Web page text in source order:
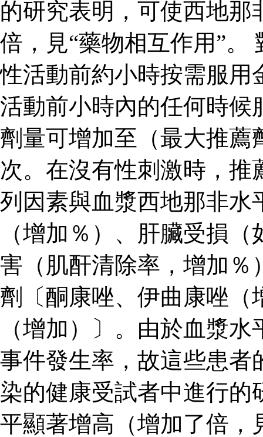
的研究表明，可使西地
倍，見“藥物相互作用”。
性活動前約小時按需服用
活動前小時內的任何時候
劑量可增加至（最大推薦
次。在沒有性刺激時，
列因素與血漿西地那非水
（增加％）、肝臟受損
害（肌酐清除率，增加％
劑〔酮康唑、伊曲康唑（
（增加）〕。由於血漿
事件發生率，故這些患者
染的健康受試者中進行的
平顯著增高（增加了倍，